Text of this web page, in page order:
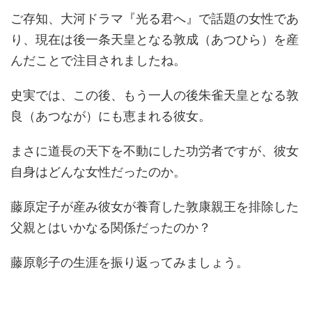
ご存知、大河ドラマ『光る君へ』で話題の女性であ
り、現在は後一条天皇となる敦成（あつひら）を産
んだことで注目されましたね。
史実では、この後、もう一人の後朱雀天皇となる敦
良（あつなが）にも恵まれる彼女。
まさに道長の天下を不動にした功労者ですが、彼女
自身はどんな女性だったのか。
藤原定子が産み彼女が養育した敦康親王を排除した
父親とはいかなる関係だったのか？
藤原彰子の生涯を振り返ってみましょう。